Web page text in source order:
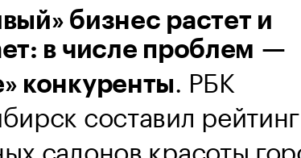
бизнес растет и
в числе проблем —
конкуренты. РБК
составил
салонов красоты